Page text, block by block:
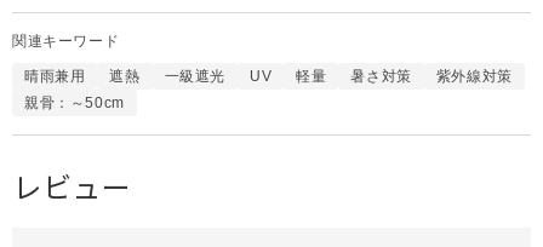
関連キーワード
晴雨兼用 遮熱 一級遮光 UV 軽量 暑さ対策
紫外線対策
親骨：～50cm
レビュー